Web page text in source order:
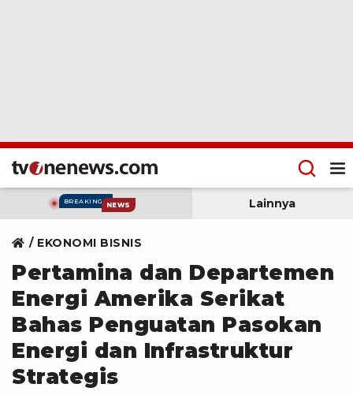
BREAKING NEWS Lainnya
EKONOMI BISNIS
Pertamina dan Departemen
Energi Amerika Serikat
Bahas Penguatan Pasokan
Energi dan Infrastruktur
Strategis